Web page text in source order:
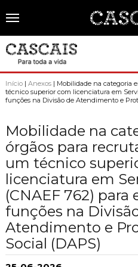
Português
CASCAIS.PT
CASCAIS
SOBRE CASCAIS:
História
Gastronomia
Brasão de Cascais
Arquivo Historico
Recursos educativos - história e
GOVERNO LOCAL:
Assembleia Municipal
Câmara Municipal
Gestão administrativa e financeira
Projetos Cofinanciados
FREGUESIAS:
Alcabideche
Carcavelos e Parede
Cascais e Estoril
S. Domingos de Rana
EMPRESAS MUNICIPAIS:
Cascais Ambiente
Cascais Dinâmica
FACTOS E NÚMEROS:
Ambiente & Energia
COMUNICAÇÃO:
Início| Anexos| Mobilidade na categoria
técnico superior com licenciatura em
funções na Divisão de Atendimento e
Mobilidade na
órgãos para
um técnico
licenciatura em
(CNAEF 762) para
funções na
Atendimento e
Social (DAPS)